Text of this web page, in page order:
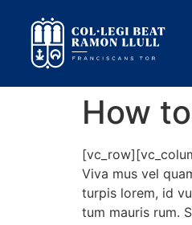
How
Viva mus vel
turpis lorem, id
tum mauris rum.